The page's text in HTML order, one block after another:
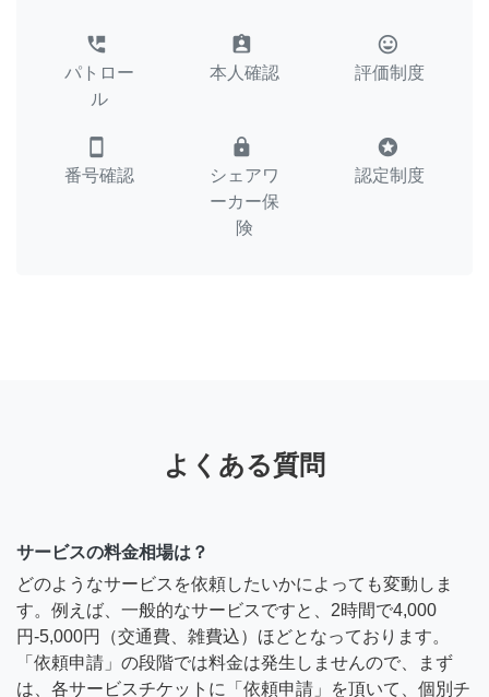
perm_phone_msg
パトロー
ル
assignment_ind
本人確認
tag_faces
評価制度
smartphone
番号確認
lock
シェアワ
ーカー保
険
stars
認定制度
よくある質問
サービスの料金相場は？
どのようなサービスを依頼したいかによっても変動しま
す。例えば、一般的なサービスですと、2時間で4,000
円-5,000円（交通費、雑費込）ほどとなっております。
「依頼申請」の段階では料金は発生しませんので、まず
は、各サービスチケットに「依頼申請」を頂いて、個別チ